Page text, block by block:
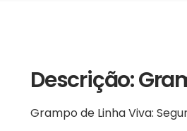
Descrição:
Grampo de Linha Viva: